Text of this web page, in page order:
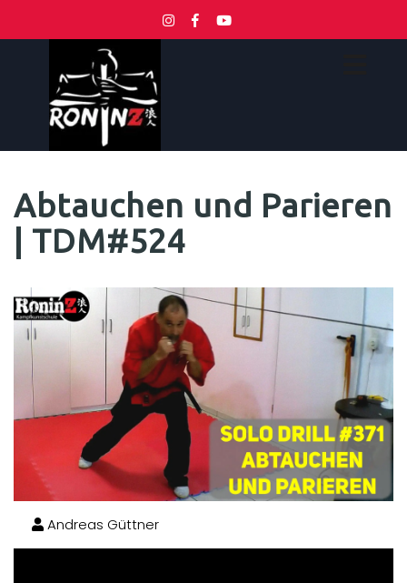
Abtauchen und Parieren
| TDM#524
Andreas Güttner